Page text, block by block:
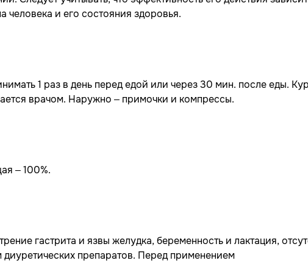
человека и его состояния здоровья.
1 раз в день перед едой или через 30 мин. после еды.
врачом. Наружно – примочки и компрессы.
– 100%.
гастрита и язвы желудка, беременность и лактация,
препаратов. Перед применением